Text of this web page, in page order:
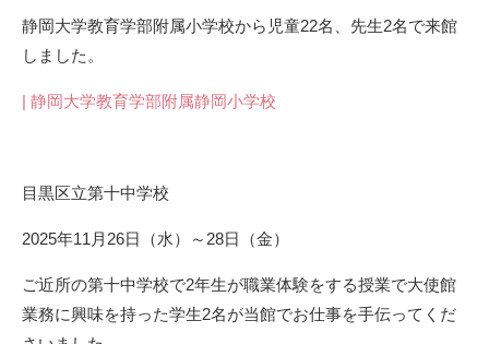
静岡大学教育学部附属小学校から児童22名、先生2名で来館
しました。
| 静岡大学教育学部附属静岡小学校
目黒区立第十中学校
2025年11月26日（水）～28日（金）
ご近所の第十中学校で2年生が職業体験をする授業で大使館
業務に興味を持った学生2名が当館でお仕事を手伝ってくだ